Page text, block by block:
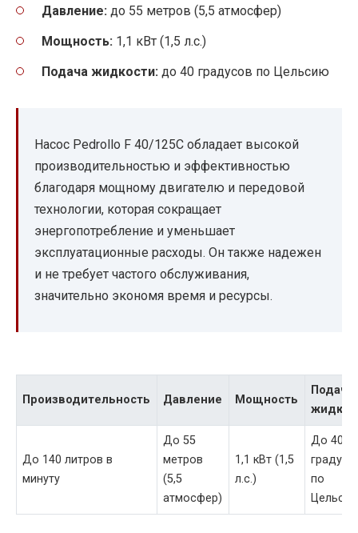
Давление: до 55 метров (5,5 атмосфер)
Мощность: 1,1 кВт (1,5 л.с.)
Подача жидкости: до 40 градусов по Цельсию
Насос Pedrollo F 40/125C обладает высокой
производительностью и эффективностью
благодаря мощному двигателю и передовой
технологии, которая сокращает
энергопотребление и уменьшает
эксплуатационные расходы. Он также надежен
и не требует частого обслуживания,
значительно экономя время и ресурсы.
Производительность Давление Мощность
Подача
До 140 литров в
минуту
До 55
метров
(5,5
атмосфер)
1,1 кВт (1,5
л.с.)
До 40
по